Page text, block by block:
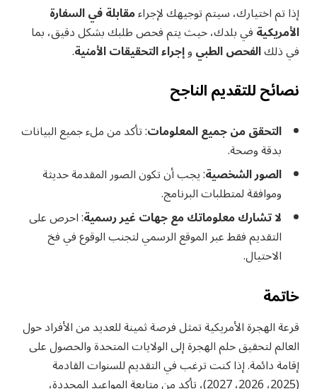
إذا تم اختيارك، سيتم توجيهك لإجراءمقابلة في السفارة
الأمريكيةفي بلدك، حيث يتم فحص طلبك بشكل دقيق، بما
في ذلكالفحص الطبيوإجراء التحقيقات الأمنية.
نصائح للتقديم الناجح
التحقق من جميع المعلومات: تأكد من ملء جميع البيانات
بدقة وصحة.
الصور الشخصية: يجب أن تكون الصور المقدمة حديثة
وموافقة لمتطلبات البرنامج.
لا تشارك معلوماتك مع جهات غير رسمية: احرص على
التقديم فقط عبر الموقع الرسمي لتجنب الوقوع في فخ
الاحتيال.
خاتمة
قرعة الهجرة الأمريكية تمثل فرصة ثمينة للعديد من الأفراد حول
العالم لتحقيق حلم الهجرة إلى الولايات المتحدة والحصول على
إقامة دائمة. إذا كنت ترغب في التقديم للسنوات القادمة